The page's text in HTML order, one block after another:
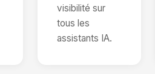
visibilité sur
tous les
assistants IA.